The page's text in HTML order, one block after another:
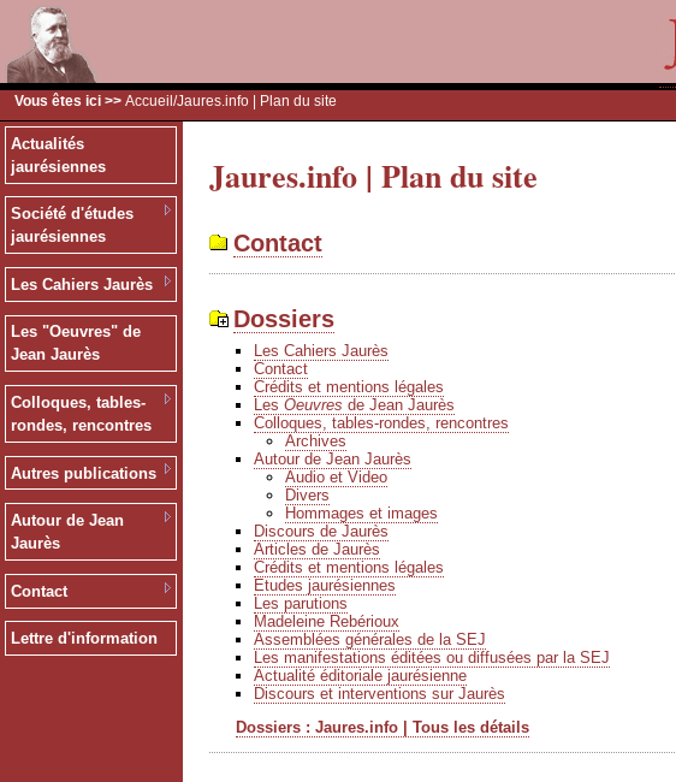
Vous êtes ici >> Accueil /Jaures.info | Plan du site
Actualités
jaurésiennes
Société d'études
jaurésiennes
Les Cahiers Jaurès
Les "Oeuvres" de
Jean Jaurès
Colloques, tables-
rondes, rencontres
Autres publications
Autour de Jean
Jaurès
Contact
Lettre d'information
Jaures.info | Plan du site
Contact
Dossiers
Les Cahiers Jaurès
Contact
Crédits et mentions légales
Les Oeuvres de Jean Jaurès
Colloques, tables-rondes, rencontres
Archives
Autour de Jean Jaurès
Audio et Video
Divers
Hommages et images
Discours de Jaurès
Articles de Jaurès
Crédits et mentions légales
Etudes jaurésiennes
Les parutions
Madeleine Rebérioux
Assemblées générales de la SEJ
Les manifestations éditées ou diffusées par la SEJ
Actualité éditoriale jaurésienne
Discours et interventions sur Jaurès
Dossiers : Jaures.info | Tous les détails